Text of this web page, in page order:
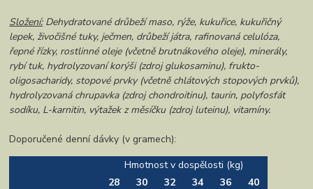
Složení:Dehydratované drůbeží maso, rýže, kukuřice, kukuřičný
lepek, živočišné tuky, ječmen, drůbeží játra, rafinovaná celulóza,
řepné řízky, rostlinné oleje (včetně brutnákového oleje), minerály,
rybí tuk, hydrolyzovaní korýši (zdroj glukosaminu), frukto-
oligosacharidy, stopové prvky (včetně chlátových stopových prvků),
hydrolyzovaná chrupavka (zdroj chondroitinu), taurin, polyfosfát
sodíku, L-karnitin, výtažek z měsíčku (zdroj luteinu), vitamíny.
Doporučené denní dávky (v gramech):
Hmotnost v dospělosti (kg)
28
30 32 34 36
40